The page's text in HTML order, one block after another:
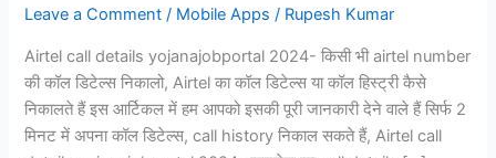
Leave a Comment / Mobile Apps / Rupesh Kumar
Airtel call details yojanajobportal 2024- किसी भी airtel number
की कॉल डिटेल्स निकालो, Airtel का कॉल डिटेल्स या कॉल हिस्ट्री कैसे
निकालते हैं इस आर्टिकल में हम आपको इसकी पूरी जानकारी देने वाले हैं सिर्फ 2
मिनट में अपना कॉल डिटेल्स, call history निकाल सकते हैं, Airtel call